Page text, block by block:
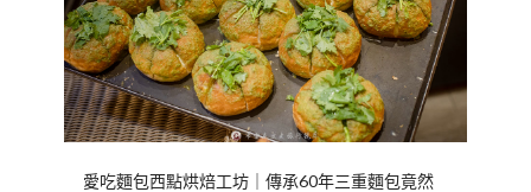
愛吃麵包西點烘焙工坊｜傳承60年三重麵包竟然